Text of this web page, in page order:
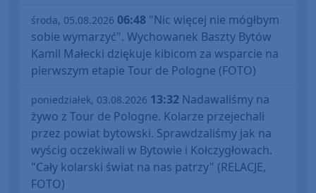
środa, 05.08.2026 06:48 "Nic więcej nie mógłbym
sobie wymarzyć". Wychowanek Baszty Bytów
Kamil Małecki dziękuje kibicom za wsparcie na
pierwszym etapie Tour de Pologne (FOTO)
poniedziałek, 03.08.2026 13:32 Nadawaliśmy na
żywo z Tour de Pologne. Kolarze przejechali
przez powiat bytowski. Sprawdzaliśmy jak na
wyścig oczekiwali w Bytowie i Kołczygłowach.
"Cały kolarski świat na nas patrzy" (RELACJE,
FOTO)